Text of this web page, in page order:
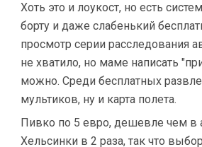
Хоть это и лоукост, но есть
борту и даже слабенький
просмотр серии расследования
не хватило, но маме написать
можно. Среди бесплатных
мультиков, ну и карта полета.
Пивко по 5 евро, дешевле чем в
Хельсинки в 2 раза, так что